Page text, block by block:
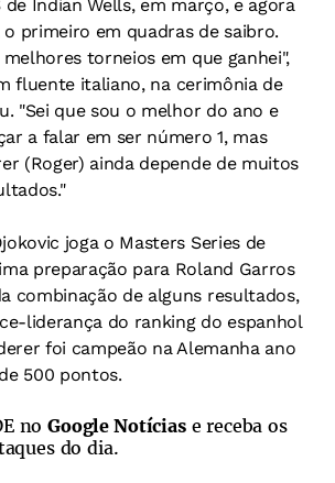
de Indian Wells, em março, e agora
o primeiro em quadras de saibro.
torneios em que ganhei",
fluente italiano, na cerimônia de
"Sei que sou o melhor do ano e
a falar em ser número 1, mas
(Roger) ainda depende de muitos
joga o Masters Series de
preparação para Roland Garros
combinação de alguns resultados,
liderança do ranking do espanhol
foi campeão na Alemanha ano
500 pontos.
noGoogle Notíciase receba os
do dia.